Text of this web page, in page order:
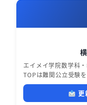
エイメイ学院数学科
TOPは難関公立受験
更